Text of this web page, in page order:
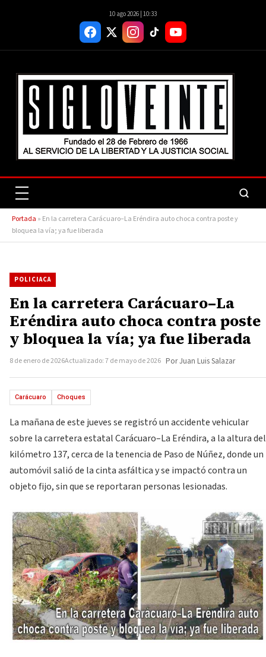
10 ago 2026 | 10:33
Portada » En la carretera Carácuaro–La Eréndira auto choca contra poste y
bloquea la vía; ya fue liberada
POLICIACA
En la carretera Carácuaro–La
Eréndira auto choca contra poste
y bloquea la vía; ya fue liberada
8 de enero de 2026Actualizado: 7 de mayo de 2026 Por Juan Luis Salazar
Carácuaro Choques
La mañana de este jueves se registró un accidente vehicular
sobre la carretera estatal Carácuaro–La Eréndira, a la altura del
kilómetro 137, cerca de la tenencia de Paso de Núñez, donde un
automóvil salió de la cinta asfáltica y se impactó contra un
objeto fijo, sin que se reportaran personas lesionadas.